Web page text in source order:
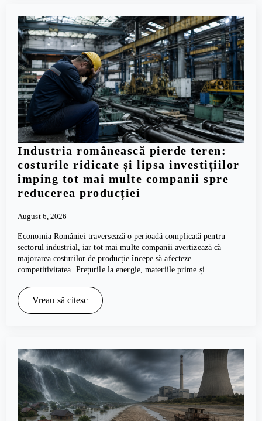
Industria românească pierde teren:
costurile ridicate și lipsa investițiilor
împing tot mai multe companii spre
reducerea producției
August 6, 2026
Economia României traversează o perioadă complicată pentru
sectorul industrial, iar tot mai multe companii avertizează că
majorarea costurilor de producție începe să afecteze
competitivitatea. Prețurile la energie, materiile prime și…
Vreau să citesc